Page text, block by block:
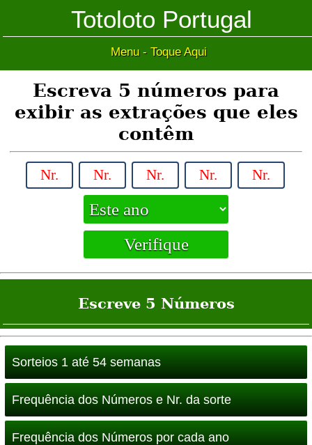
Totoloto Portugal
Menu - Toque Aqui
Escreva 5 números para
exibir as extrações que eles
contêm
Escreve 5 Números
Sorteios 1 até 54 semanas
Frequência dos Números e Nr. da sorte
Frequência dos Números por cada ano